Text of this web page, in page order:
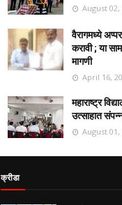
August 02,
वैरागमध्ये अप्पर
करावी ; या
मागणी
April 16,
महाराष्ट्र
उत्साहात
August 01,
क्रीडा